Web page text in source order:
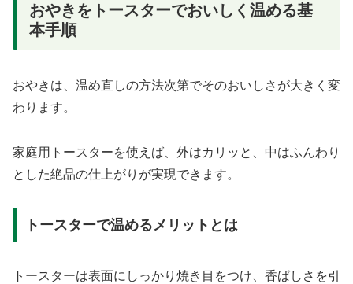
おやきをトースターでおいしく温める基
本手順
おやきは、温め直しの方法次第でそのおいしさが大きく変
わります。
家庭用トースターを使えば、外はカリッと、中はふんわり
とした絶品の仕上がりが実現できます。
トースターで温めるメリットとは
トースターは表面にしっかり焼き目をつけ、香ばしさを引